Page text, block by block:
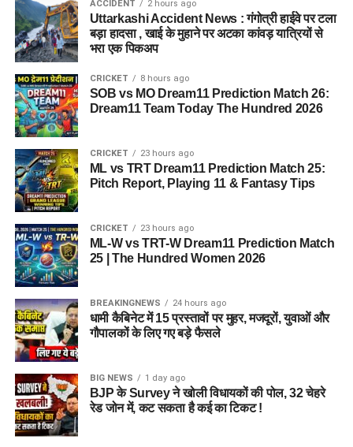
बीते चार वर्षों (वर्ष 2022 से 2025 तक) के आधिकारिक आंकड़ों पर नजर
डालें तो 69 लाख 45 हजार 487 श्रद्धालु केदारनाथ धाम की यात्रा पर आ
चुके हैं। इनमें 2022 में 15,64,248, 2023 में 19,58,863, 2024 में
16,53,581 और 2025 में 17,68,795 तीर्थयात्री पहुंचे हैं।
चारधाम यात्रियों की सुरक्षा और सुविधा
हमारी सर्वोच्च प्राथमिकता
चारधाम यात्रियों की सुरक्षा और सुविधा हमारी सर्वोच्च प्राथमिकता है।
श्रद्धाल सुगमता से दर्शन कर सकें, इसके लिए स्लॉट प्रबंधन और भीड़
नियंत्रण प्रणाली को प्रभावी बनाया गया है। रियल टाइम डिजिटल
मॉनिटरिंग सिस्टम का उपयोग किया जा रहा है।
प्रधानमंत्री नरेंद्र मोदी के ड्रीम प्रोजेक्ट के तहत केदारनाथ में पुनर्निर्माण
कार्य होने के बाद धाम दिव्य और भव्य रूप में नजर आ रहा है। पैदल यात्रा
मार्ग को बेहतर बनाए जाने से श्रद्धालुओं की राह आसान हुई है। सुरक्षित और
व्यवस्थित यात्रा के लिए सरकार ने हरसंभव कदम उठाए हैं। मौसम पर नजर
रखने के लिए विशेष निगरानी तंत्र बनाया गया है। हर परिस्थिति से निपटने
के लिए सरकार तैयार है।
ACCIDENT 2 hours ago
Uttarkashi Accident News : गंगोत्री हाईवे पर टला
बड़ा हादसा , खाई के मुहाने पर अटका कांवड़ यात्रियों से
भरा एक पिकअप
CRICKET 8 hours ago
SOB vs MO Dream11 Prediction Match 26:
Dream11 Team Today The Hundred 2026
CRICKET 23 hours ago
ML vs TRT Dream11 Prediction Match 25:
Pitch Report, Playing 11 & Fantasy Tips
CRICKET 23 hours ago
ML-W vs TRT-W Dream11 Prediction Match
25 | The Hundred Women 2026
BREAKINGNEWS 24 hours ago
धामी कैबिनेट में 15 प्रस्तावों पर मुहर, मजदूरों, युवाओं और
गौपालकों के लिए गए बड़े फैसले
BIG NEWS 1 day ago
BJP के Survey ने खोली विधायकों की पोल, 32 चेहरे
रेड जोन में, कट सकता है कई का टिकट !